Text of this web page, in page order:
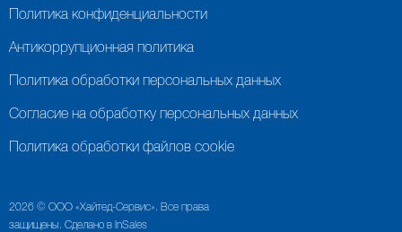
2026 © ООО «Хайтед-Сервис». Все права
защищены. Сделано в InSales
Политика конфиденциальности
Антикоррупционная политика
Политика обработки персональных данных
Согласие на обработку персональных данных
Политика обработки файлов cookie